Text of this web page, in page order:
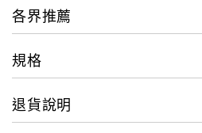
（Rita Gunther McGrath）力作
◎ 104年度金書獎
各界推薦
規格
退貨說明